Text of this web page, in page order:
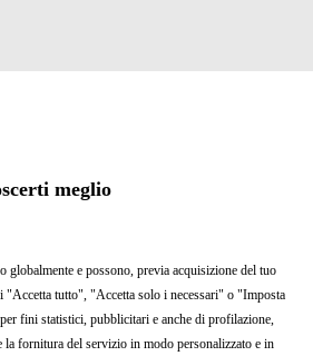
meglio
globalmente e possono, previa acquisizione del tuo
"Accetta tutto", "Accetta solo i necessari" o "Imposta
fini statistici, pubblicitari e anche di profilazione,
fornitura del servizio in modo personalizzato e in